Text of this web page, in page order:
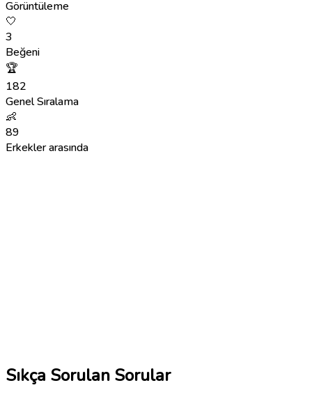
Görüntüleme
🤍
3
Beğeni
🏆
182
Genel Sıralama
👶
89
Erkekler arasında
Sıkça Sorulan Sorular